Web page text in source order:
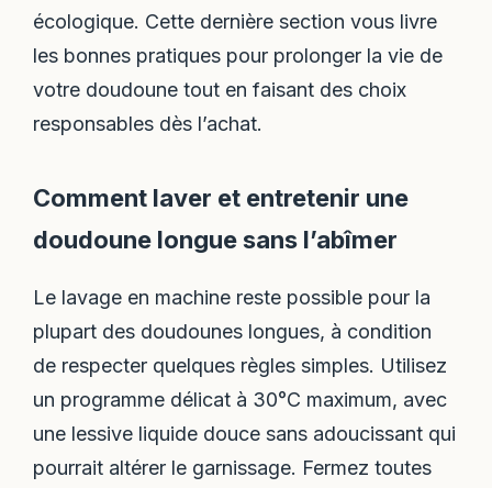
écologique. Cette dernière section vous livre
les bonnes pratiques pour prolonger la vie de
votre doudoune tout en faisant des choix
responsables dès l’achat.
Comment laver et entretenir une
doudoune longue sans l’abîmer
Le lavage en machine reste possible pour la
plupart des doudounes longues, à condition
de respecter quelques règles simples. Utilisez
un programme délicat à 30°C maximum, avec
une lessive liquide douce sans adoucissant qui
pourrait altérer le garnissage. Fermez toutes